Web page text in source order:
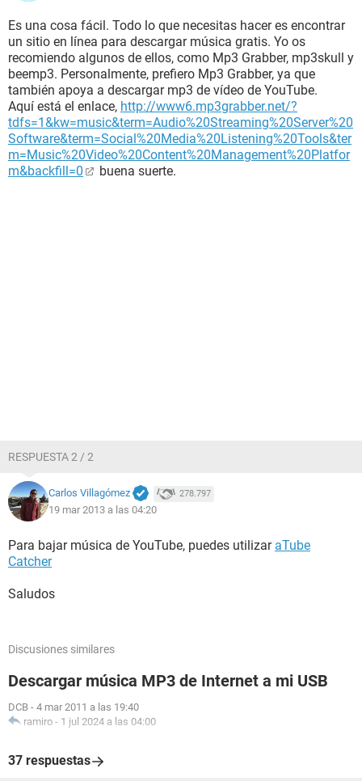
Es una cosa fácil. Todo lo que necesitas hacer es encontrar
un sitio en línea para descargar música gratis. Yo os
recomiendo algunos de ellos, como Mp3 Grabber, mp3skull y
beemp3. Personalmente, prefiero Mp3 Grabber, ya que
también apoya a descargar mp3 de vídeo de YouTube.
Aquí está el enlace, http://www6.mp3grabber.net/?
tdfs=1&kw=music&term=Audio%20Streaming%20Server%20
Software&term=Social%20Media%20Listening%20Tools&ter
m=Music%20Video%20Content%20Management%20Platfor
m&backfill=0
buena suerte.
RESPUESTA 2 / 2
Carlos Villagómez 278.797
19 mar 2013 a las 04:20
Para bajar música de YouTube, puedes utilizar aTube
Catcher
Saludos
Discusiones similares
Descargar música MP3 de Internet a mi USB
DCB - 4 mar 2011 a las 19:40
ramiro - 1 jul 2024 a las 04:00
37 respuestas